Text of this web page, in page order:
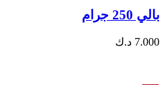
بالي 250 جرام
7.000 د.ك